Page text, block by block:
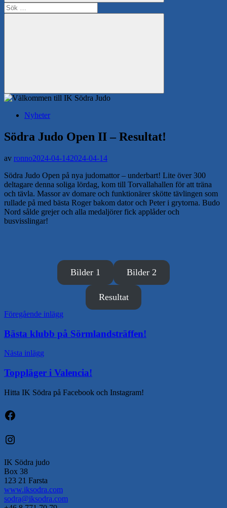
Search
Sök
efter:
Sök
Nyheter
Södra Judo Open II – Resultat!
av ronno2024-04-142024-04-14
Södra Judo Open på nya judomattor – underbart! Lite över 300
deltagare denna soliga lördag, kom till Torvallahallen för att träna
och tävla. Massor av domare och funktionärer skötte tävlingen som
rullade på med bästa Roger bakom dator och Peter i grytorna. Budo
Nord sålde grejer och alla medaljörer fick applåder och
busvisslingar!
Bilder 1 Bilder 2
Resultat
Inläggsnavigering
Föregående inlägg
Bästa klubb på Sörmlandsträffen!
Nästa inlägg
Toppläger i Valencia!
Hitta IK Södra på Facebook och Instagram!
Facebook
Instagram
IK Södra judo
Box 38
123 21 Farsta
www.iksodra.com
sodra@iksodra.com